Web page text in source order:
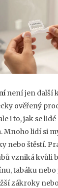
není jen další
ověřený
i to, jak se
Mnoho lidí si
nebo štěstí.
vzniká kvůli
tabáku nebo
zákroky